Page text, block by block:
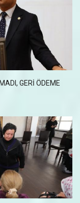
GERI ÖDEME